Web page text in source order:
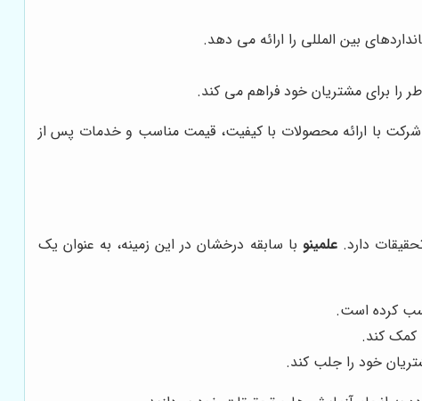
بین المللی را ارائه می دهد.
را برای مشتریان خود فراهم می کند.
با ارائه محصولات با کیفیت، قیمت مناسب و خدمات پس از
دارد.علمینو با سابقه درخشان در این زمینه، به عنوان یک
کرده است.
کمک کند.
خود را جلب کند.